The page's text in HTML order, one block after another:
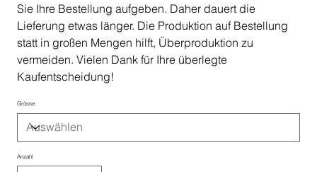
Sie Ihre Bestellung aufgeben. Daher dauert die
Lieferung etwas länger. Die Produktion auf Bestellung
statt in großen Mengen hilft, Überproduktion zu
vermeiden. Vielen Dank für Ihre überlegte
Kaufentscheidung!
Grösse
Anzahl